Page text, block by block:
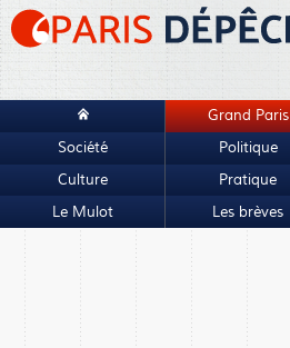
Grand Paris
Société
Politique
Culture
Pratique
Le Mulot
Les brèves